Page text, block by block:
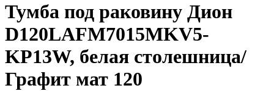
Тумба под раковину Дион
D120LAFM7015MKV5-
KP13W, белая столешница/
Графит мат 120